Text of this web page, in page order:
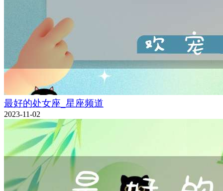
最好的处女座_星座频道
2023-11-02